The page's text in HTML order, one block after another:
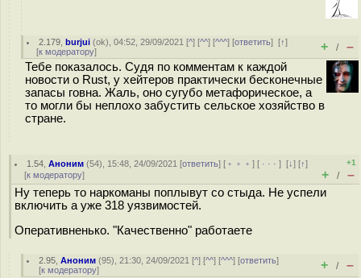
2.179 ,burjui (ok), 04:52, 29/09/2021 [^] [^^] [^^^] [ответить][↑]
[к модератору] + / –
Тебе показалось. Судя по комментам к каждой
новости о Rust, у хейтеров практически бесконечные
запасы говна. Жаль, оно сугубо метафорическое, а
то могли бы неплохо забустить сельское хозяйство в
стране.
1.54 ,Аноним (54), 15:48, 24/09/2021 [ответить] [ ﹢﹢﹢] [ · · ·][↓] [↑]
[к модератору]
+1
+ / –
Ну теперь то наркоманы поплывут со стыда. Не успели
включить а уже 318 уязвимостей.
Оперативненько. "Качественно" работаете
2.95 ,Аноним (95), 21:30, 24/09/2021 [^] [^^] [^^^] [ответить]
[к модератору] + / –